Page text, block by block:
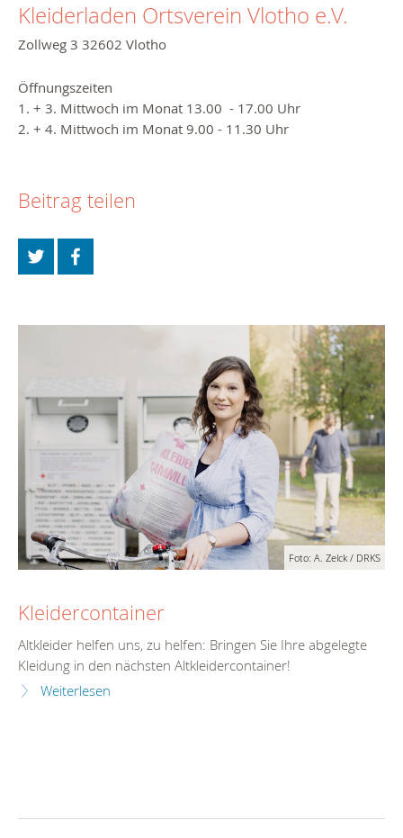
Kleiderladen Ortsverein Vlotho e.V.
Zollweg 3 32602 Vlotho
Öffnungszeiten
1. + 3. Mittwoch im Monat 13.00 - 17.00 Uhr
2. + 4. Mittwoch im Monat 9.00 - 11.30 Uhr
Beitrag teilen
Foto: A. Zelck / DRKS
Kleidercontainer
Altkleider helfen uns, zu helfen: Bringen Sie Ihre abgelegte
Kleidung in den nächsten Altkleidercontainer!
Weiterlesen